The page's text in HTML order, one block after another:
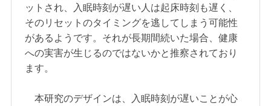
ットされ、入眠時刻が遅い人は起床時刻も遅く、
そのリセットのタイミングを逃してしまう可能性
があるようです。それが長期間続いた場合、健康
への実害が生じるのではないかと推察されており
ます。
本研究のデザインは、入眠時刻が遅いことが心